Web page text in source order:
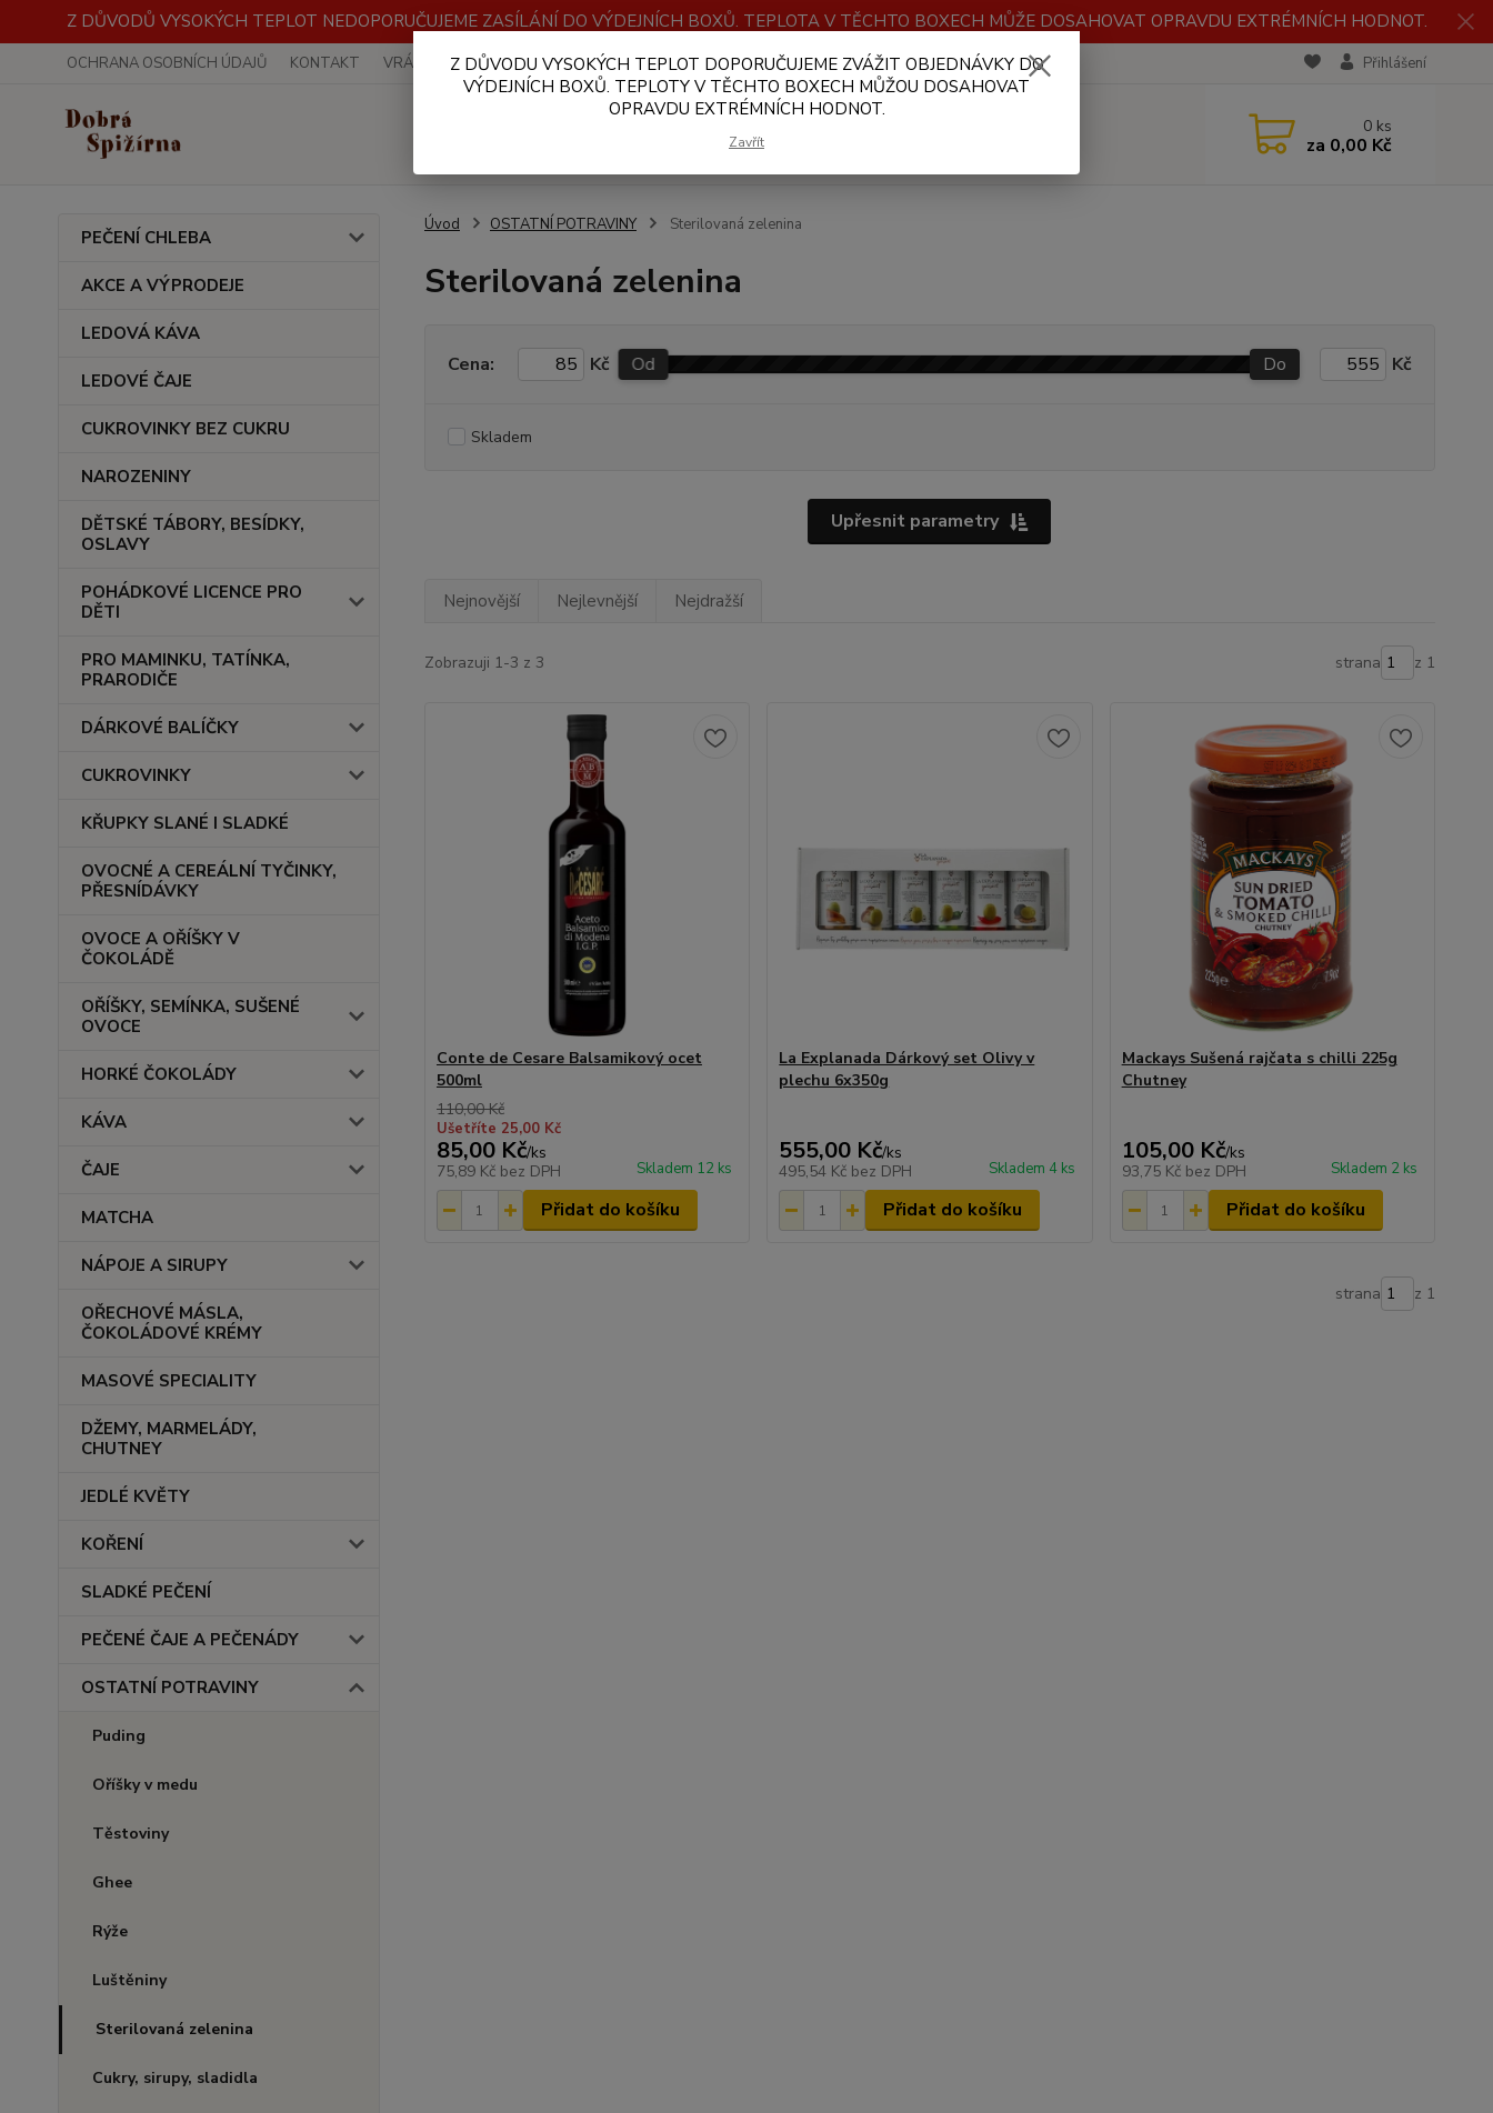
Z DŮVODŮ VYSOKÝCH TEPLOT NEDOPORUČUJEME ZASÍLÁNÍ DO VÝDEJNÍCH BOXŮ. TEPLOTA V TĚCHTO BOXECH MŮŽE DOSAHOVAT OPRAVDU EXTRÉMNÍCH HODNOT.
OCHRANA OSOBNÍCH ÚDAJŮ KONTAKT VRÁCENÍ ZBOŽÍ OBCHODNÍ PODMÍNKY PLATBA A DOPRAVA VELKOOBCHOD RECENZE Přihlášení
Hledat 0 ks
za 0,00 Kč
PEČENÍ CHLEBA
AKCE A VÝPRODEJE
LEDOVÁ KÁVA
LEDOVÉ ČAJE
CUKROVINKY BEZ CUKRU
NAROZENINY
DĚTSKÉ TÁBORY, BESÍDKY,
OSLAVY
POHÁDKOVÉ LICENCE PRO
DĚTI
PRO MAMINKU, TATÍNKA,
PRARODIČE
DÁRKOVÉ BALÍČKY
CUKROVINKY
KŘUPKY SLANÉ I SLADKÉ
OVOCNÉ A CEREÁLNÍ TYČINKY,
PŘESNÍDÁVKY
OVOCE A OŘÍŠKY V
ČOKOLÁDĚ
OŘÍŠKY, SEMÍNKA, SUŠENÉ
OVOCE
HORKÉ ČOKOLÁDY
KÁVA
ČAJE
MATCHA
NÁPOJE A SIRUPY
OŘECHOVÉ MÁSLA,
ČOKOLÁDOVÉ KRÉMY
MASOVÉ SPECIALITY
DŽEMY, MARMELÁDY,
CHUTNEY
JEDLÉ KVĚTY
KOŘENÍ
SLADKÉ PEČENÍ
PEČENÉ ČAJE A PEČENÁDY
OSTATNÍ POTRAVINY
Puding
Oříšky v medu
Těstoviny
Ghee
Rýže
Luštěniny
Sterilovaná zelenina
Cukry, sirupy, sladidla
Úvod OSTATNÍ POTRAVINY Sterilovaná zelenina
Sterilovaná zelenina
Upřesnit parametry
Cena: Kč Od Do Kč
Skladem
Nejnovější Nejlevnější Nejdražší
Zobrazuji 1-3 z 3 strana z 1
Conte de Cesare Balsamikový ocet
500ml
110,00 Kč
Ušetříte 25,00 Kč
85,00 Kč/ks
75,89 Kč bez DPH Skladem 12 ks
Přidat do košíku
La Explanada Dárkový set Olivy v
plechu 6x350g
555,00 Kč/ks
495,54 Kč bez DPH Skladem 4 ks
Přidat do košíku
Mackays Sušená rajčata s chilli 225g
Chutney
105,00 Kč/ks
93,75 Kč bez DPH Skladem 2 ks
Přidat do košíku
strana z 1
Z DŮVODU VYSOKÝCH TEPLOT DOPORUČUJEME ZVÁŽIT OBJEDNÁVKY DO
VÝDEJNÍCH BOXŮ. TEPLOTY V TĚCHTO BOXECH MŮŽOU DOSAHOVAT
OPRAVDU EXTRÉMNÍCH HODNOT.
Zavřít